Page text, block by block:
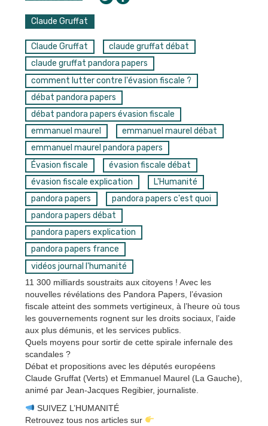
Claude Gruffat
Claude Gruffat
claude gruffat débat
claude gruffat pandora papers
comment lutter contre l'évasion fiscale ?
débat pandora papers
débat pandora papers évasion fiscale
emmanuel maurel
emmanuel maurel débat
emmanuel maurel pandora papers
Évasion fiscale
évasion fiscale débat
évasion fiscale explication
L'Humanité
pandora papers
pandora papers c'est quoi
pandora papers débat
pandora papers explication
pandora papers france
vidéos journal l'humanité
11 300 milliards soustraits aux citoyens ! Avec les
nouvelles révélations des Pandora Papers, l’évasion
fiscale atteint des sommets vertigineux, à l’heure où tous
les gouvernements rognent sur les droits sociaux, l’aide
aux plus démunis, et les services publics.
Quels moyens pour sortir de cette spirale infernale des
scandales ?
Débat et propositions avec les députés européens
Claude Gruffat (Verts) et Emmanuel Maurel (La Gauche),
animé par Jean-Jacques Regibier, journaliste.
SUIVEZ L’HUMANITÉ
Retrouvez tous nos articles sur